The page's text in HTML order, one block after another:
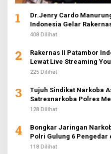
1
Dr.Jenry Cardo
Indonesia Gelar
408 Dilihat
2
Rakernas II Patambor
Lewat Live Streaming
225 Dilihat
3
Tujuh Sindikat Narkoba
Satresnarkoba Polres
128 Dilihat
4
Bongkar Jaringan
Polri Gulung 6 Pengedar
118 Dilihat